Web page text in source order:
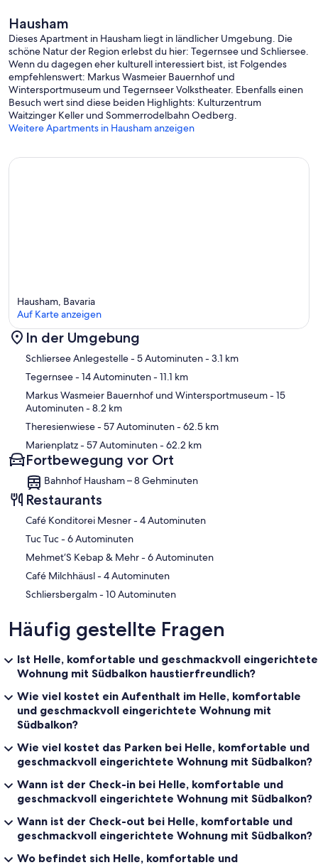
Hausham
Dieses Apartment in Hausham liegt in ländlicher Umgebung. Die
schöne Natur der Region erlebst du hier: Tegernsee und Schliersee.
Wenn du dagegen eher kulturell interessiert bist, ist Folgendes
empfehlenswert: Markus Wasmeier Bauernhof und
Wintersportmuseum und Tegernseer Volkstheater. Ebenfalls einen
Besuch wert sind diese beiden Highlights: Kulturzentrum
Waitzinger Keller und Sommerrodelbahn Oedberg.
Weitere Apartments in Hausham anzeigen
Karte
Hausham, Bavaria
Auf Karte anzeigen
In der Umgebung
Schliersee Anlegestelle- 5 Autominuten- 3.1 km
Tegernsee- 14 Autominuten- 11.1 km
Markus Wasmeier Bauernhof und Wintersportmuseum- 15
Autominuten- 8.2 km
Theresienwiese- 57 Autominuten- 62.5 km
Marienplatz- 57 Autominuten- 62.2 km
Fortbewegung vor Ort
Bahnhof Hausham – 8 Gehminuten
Restaurants
‪Café Konditorei Mesner - ‬4 Autominuten
‪Tuc Tuc - ‬6 Autominuten
‪Mehmet‘S Kebap & Mehr - ‬6 Autominuten
‪Café Milchhäusl - ‬4 Autominuten
‪Schliersbergalm - ‬10 Autominuten
Häufig gestellte Fragen
Ist Helle, komfortable und geschmackvoll eingerichtete
Wohnung mit Südbalkon haustierfreundlich?
Wie viel kostet ein Aufenthalt im Helle, komfortable
und geschmackvoll eingerichtete Wohnung mit
Südbalkon?
Wie viel kostet das Parken bei Helle, komfortable und
geschmackvoll eingerichtete Wohnung mit Südbalkon?
Wann ist der Check-in bei Helle, komfortable und
geschmackvoll eingerichtete Wohnung mit Südbalkon?
Wann ist der Check-out bei Helle, komfortable und
geschmackvoll eingerichtete Wohnung mit Südbalkon?
Wo befindet sich Helle, komfortable und